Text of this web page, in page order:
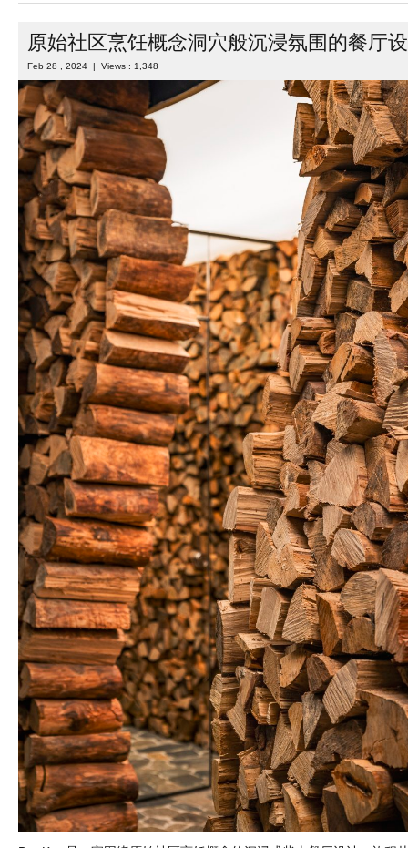
原始社区烹饪概念洞穴般沉浸氛围的餐厅
Feb 28 , 2024 | Views : 1,348